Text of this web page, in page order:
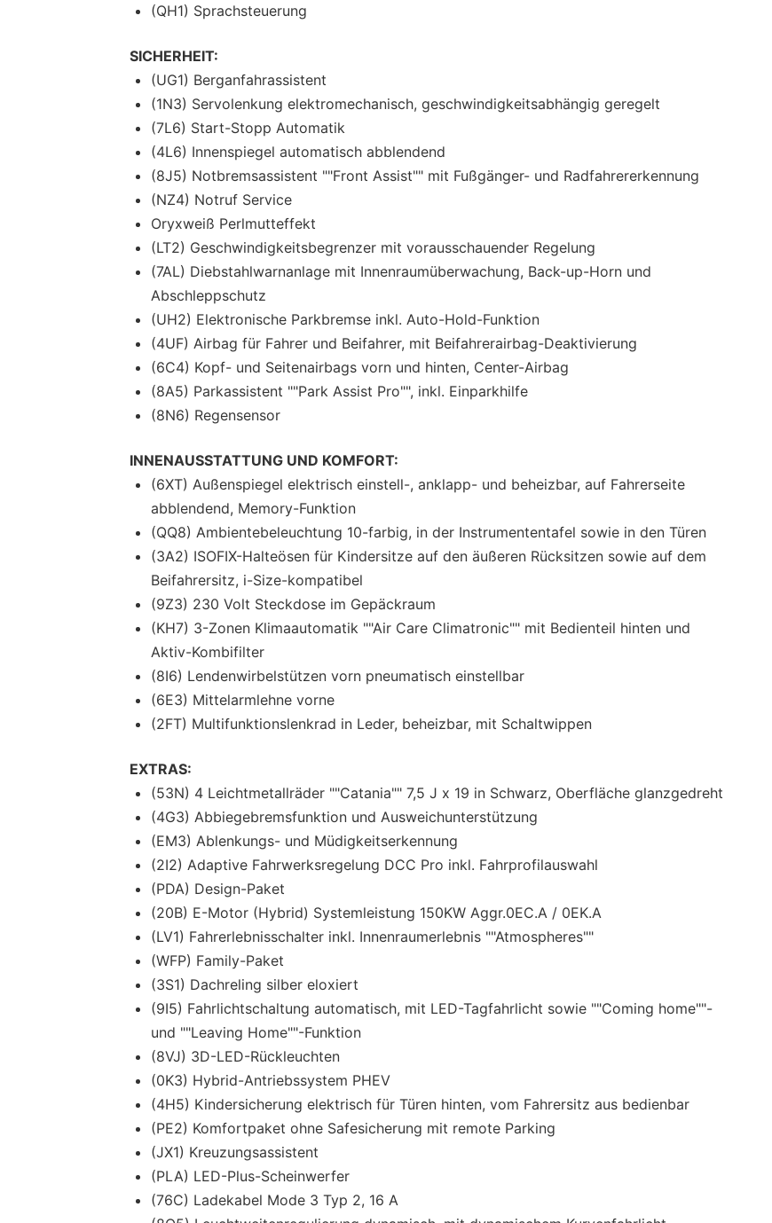
(QH1) Sprachsteuerung
SICHERHEIT:
(UG1) Berganfahrassistent
(1N3) Servolenkung elektromechanisch, geschwindigkeitsabhängig geregelt
(7L6) Start-Stopp Automatik
(4L6) Innenspiegel automatisch abblendend
(8J5) Notbremsassistent ""Front Assist"" mit Fußgänger- und Radfahrererkennung
(NZ4) Notruf Service
Oryxweiß Perlmutteffekt
(LT2) Geschwindigkeitsbegrenzer mit vorausschauender Regelung
(7AL) Diebstahlwarnanlage mit Innenraumüberwachung, Back-up-Horn und
Abschleppschutz
(UH2) Elektronische Parkbremse inkl. Auto-Hold-Funktion
(4UF) Airbag für Fahrer und Beifahrer, mit Beifahrerairbag-Deaktivierung
(6C4) Kopf- und Seitenairbags vorn und hinten, Center-Airbag
(8A5) Parkassistent ""Park Assist Pro"", inkl. Einparkhilfe
(8N6) Regensensor
INNENAUSSTATTUNG UND KOMFORT:
(6XT) Außenspiegel elektrisch einstell-, anklapp- und beheizbar, auf Fahrerseite
abblendend, Memory-Funktion
(QQ8) Ambientebeleuchtung 10-farbig, in der Instrumententafel sowie in den Türen
(3A2) ISOFIX-Halteösen für Kindersitze auf den äußeren Rücksitzen sowie auf dem
Beifahrersitz, i-Size-kompatibel
(9Z3) 230 Volt Steckdose im Gepäckraum
(KH7) 3-Zonen Klimaautomatik ""Air Care Climatronic"" mit Bedienteil hinten und
Aktiv-Kombifilter
(8I6) Lendenwirbelstützen vorn pneumatisch einstellbar
(6E3) Mittelarmlehne vorne
(2FT) Multifunktionslenkrad in Leder, beheizbar, mit Schaltwippen
EXTRAS:
(53N) 4 Leichtmetallräder ""Catania"" 7,5 J x 19 in Schwarz, Oberfläche glanzgedreht
(4G3) Abbiegebremsfunktion und Ausweichunterstützung
(EM3) Ablenkungs- und Müdigkeitserkennung
(2I2) Adaptive Fahrwerksregelung DCC Pro inkl. Fahrprofilauswahl
(PDA) Design-Paket
(20B) E-Motor (Hybrid) Systemleistung 150KW Aggr.0EC.A / 0EK.A
(LV1) Fahrerlebnisschalter inkl. Innenraumerlebnis ""Atmospheres""
(WFP) Family-Paket
(3S1) Dachreling silber eloxiert
(9I5) Fahrlichtschaltung automatisch, mit LED-Tagfahrlicht sowie ""Coming home""-
und ""Leaving Home""-Funktion
(8VJ) 3D-LED-Rückleuchten
(0K3) Hybrid-Antriebssystem PHEV
(4H5) Kindersicherung elektrisch für Türen hinten, vom Fahrersitz aus bedienbar
(PE2) Komfortpaket ohne Safesicherung mit remote Parking
(JX1) Kreuzungsassistent
(PLA) LED-Plus-Scheinwerfer
(76C) Ladekabel Mode 3 Typ 2, 16 A